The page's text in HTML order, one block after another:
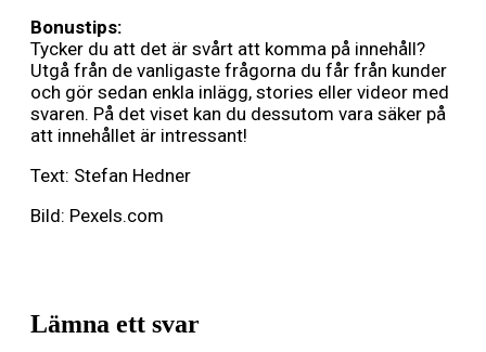
Bonustips:
Tycker du att det är svårt att komma på innehåll?
Utgå från de vanligaste frågorna du får från kunder
och gör sedan enkla inlägg, stories eller videor med
svaren. På det viset kan du dessutom vara säker på
att innehållet är intressant!
Text: Stefan Hedner
Bild: Pexels.com
Lämna ett svar